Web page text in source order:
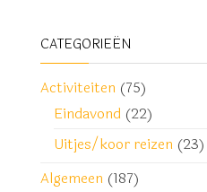
CATEGORIEËN
Activiteiten (75)
Eindavond (22)
Uitjes/koor reizen (23)
Algemeen (187)